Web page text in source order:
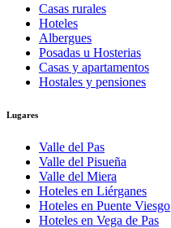
Casas rurales
Hoteles
Albergues
Posadas u Hosterias
Casas y apartamentos
Hostales y pensiones
Lugares
Valle del Pas
Valle del Pisueña
Valle del Miera
Hoteles en Liérganes
Hoteles en Puente Viesgo
Hoteles en Vega de Pas